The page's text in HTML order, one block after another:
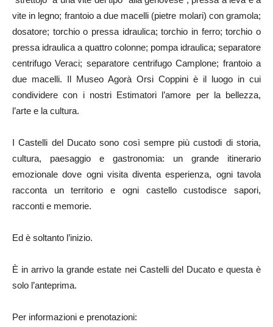
vite in legno; frantoio a due macelli (pietre molari) con gramola;
dosatore; torchio o pressa idraulica; torchio in ferro; torchio o
pressa idraulica a quattro colonne; pompa idraulica; separatore
centrifugo Veraci; separatore centrifugo Camplone; frantoio a
due macelli. Il Museo Agorà Orsi Coppini è il luogo in cui
condividere con i nostri Estimatori l’amore per la bellezza,
l’arte e la cultura.
I Castelli del Ducato sono così sempre più custodi di storia,
cultura, paesaggio e gastronomia: un grande itinerario
emozionale dove ogni visita diventa esperienza, ogni tavola
racconta un territorio e ogni castello custodisce sapori,
racconti e memorie.
Ed è soltanto l’inizio.
È in arrivo la grande estate nei Castelli del Ducato e questa è
solo l’anteprima.
Per informazioni e prenotazioni: